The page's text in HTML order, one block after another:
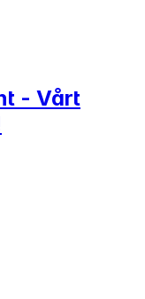
- Vårt